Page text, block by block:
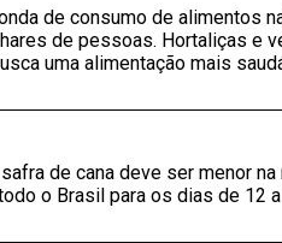
de consumo de alimentos
de pessoas. Hortaliças e
uma alimentação mais
de cana deve ser menor
o Brasil para os dias de 12